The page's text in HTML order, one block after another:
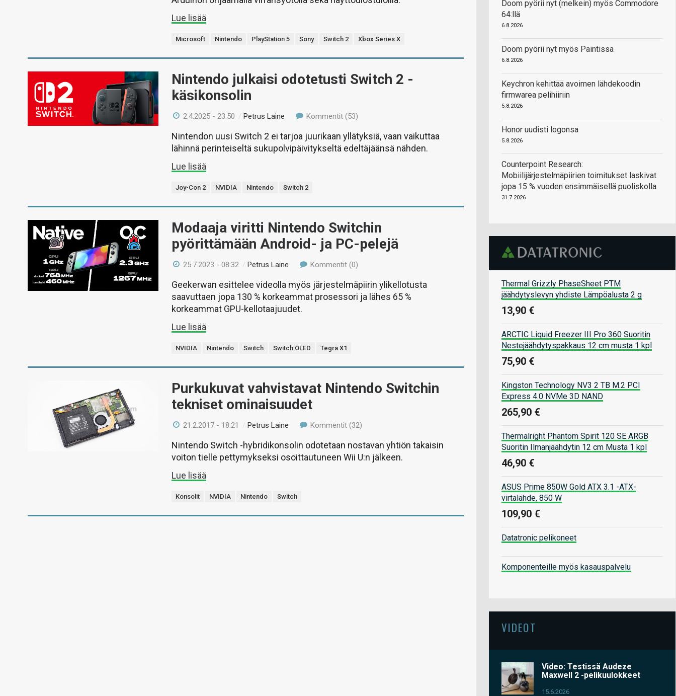
Lue lisää
Microsoft Nintendo PlayStation 5 Sony Switch 2 Xbox Series X
Nintendo julkaisi odotetusti Switch 2 -
käsikonsolin
2.4.2025 - 23:50 /Petrus Laine Kommentit (53)
Nintendon uusi Switch 2 ei tarjoa juurikaan yllätyksiä, vaan vaikuttaa
lähinnä perinteiseltä sukupolvipäivitykseltä edeltäjäänsä nähden.
Lue lisää
Joy-Con 2 NVIDIA Nintendo Switch 2
Modaaja viritti Nintendo Switchin
pyörittämään Android- ja PC-pelejä
25.7.2023 - 08:32 /Petrus Laine Kommentit (0)
Geekerwan esittelee videolla myös järjestelmäpiirin ylikellotusta
saavuttaen jopa 130 % korkeammat prosessori ja lähes 65 %
korkeammat GPU-kellotaajuudet.
Lue lisää
NVIDIA Nintendo Switch Switch OLED Tegra X1
Purkukuvat vahvistavat Nintendo Switchin
tekniset ominaisuudet
21.2.2017 - 18:21 /Petrus Laine Kommentit (32)
Nintendo Switch -hybridikonsolin odotetaan nostavan yhtiön takaisin
voiton tielle pettymykseksi osoittautuneen Wii U:n jälkeen.
Lue lisää
Konsolit NVIDIA Nintendo Switch
Doom pyörii nyt (melkein) myös Commodore
64:llä
6.8.2026
Doom pyörii nyt myös Paintissa
6.8.2026
Keychron kehittää avoimen lähdekoodin
firmwarea pelihiiriin
5.8.2026
Honor uudisti logonsa
5.8.2026
Counterpoint Research:
Mobiilijärjestelmäpiirien toimitukset laskivat
jopa 15 % vuoden ensimmäisellä puoliskolla
31.7.2026
Thermal Grizzly PhaseSheet PTM
jäähdytyslevyn yhdiste Lämpöalusta 2 g
13,90 €
ARCTIC Liquid Freezer III Pro 360 Suoritin
Nestejäähdytyspakkaus 12 cm musta 1 kpl
75,90 €
Kingston Technology NV3 2 TB M.2 PCI
Express 4.0 NVMe 3D NAND
265,90 €
Thermalright Phantom Spirit 120 SE ARGB
Suoritin Ilmanjäähdytin 12 cm Musta 1 kpl
46,90 €
ASUS Prime 850W Gold ATX 3.1 -ATX-
virtalähde, 850 W
109,90 €
Datatronic pelikoneet
Komponenteille myös kasauspalvelu
VIDEOT
Video: Testissä Audeze
Maxwell 2 -pelikuulokkeet
15.6.2026